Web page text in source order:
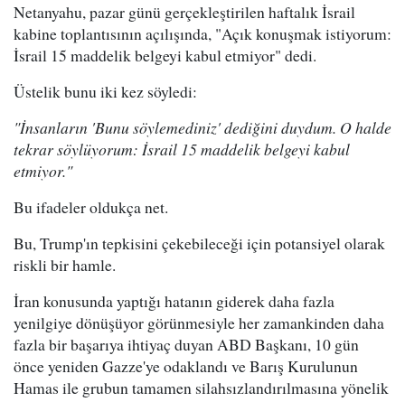
Netanyahu, pazar günü gerçekleştirilen haftalık İsrail
kabine toplantısının açılışında, "Açık konuşmak istiyorum:
İsrail 15 maddelik belgeyi kabul etmiyor" dedi.
Üstelik bunu iki kez söyledi:
"İnsanların 'Bunu söylemediniz' dediğini duydum. O halde
tekrar söylüyorum: İsrail 15 maddelik belgeyi kabul
etmiyor."
Bu ifadeler oldukça net.
Bu, Trump'ın tepkisini çekebileceği için potansiyel olarak
riskli bir hamle.
İran konusunda yaptığı hatanın giderek daha fazla
yenilgiye dönüşüyor görünmesiyle her zamankinden daha
fazla bir başarıya ihtiyaç duyan ABD Başkanı, 10 gün
önce yeniden Gazze'ye odaklandı ve Barış Kurulunun
Hamas ile grubun tamamen silahsızlandırılmasına yönelik